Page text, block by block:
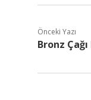
Önceki Yazı
Bronz